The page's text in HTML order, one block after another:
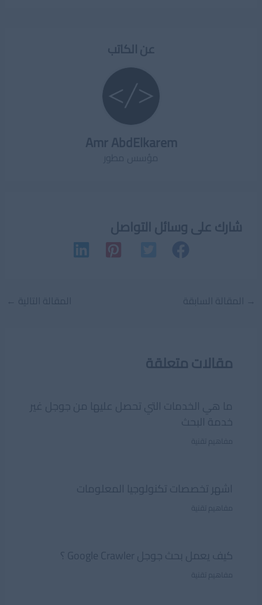
عن الكاتب
Amr AbdElkarem
شارك على وسائل التواصل
Post
→ المقالة السابقة المقالة التالية ←
مقالات متعلقة
ما هي الخدمات التي تحصل عليها من جوجل غير
خدمة البحث
مفاهيم تقنية
اشهر تخصصات تكنولوجيا المعلومات
مفاهيم تقنية
كيف يعمل بحث جوجل Google Crawler ؟
مفاهيم تقنية